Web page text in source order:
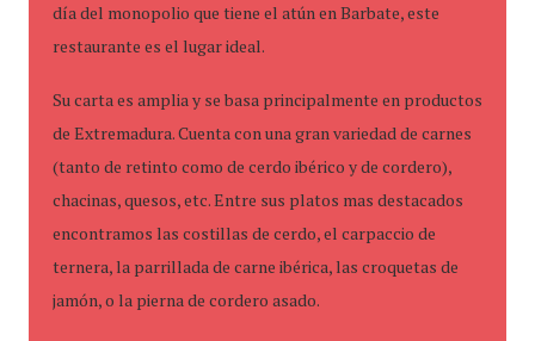
día del monopolio que tiene el atún en Barbate, este
restaurante es el lugar ideal.
Su carta es amplia y se basa principalmente en productos
de Extremadura. Cuenta con una gran variedad de carnes
(tanto de retinto como de cerdo ibérico y de cordero),
chacinas, quesos, etc. Entre sus platos mas destacados
encontramos las costillas de cerdo, el carpaccio de
ternera, la parrillada de carne ibérica, las croquetas de
jamón, o la pierna de cordero asado.